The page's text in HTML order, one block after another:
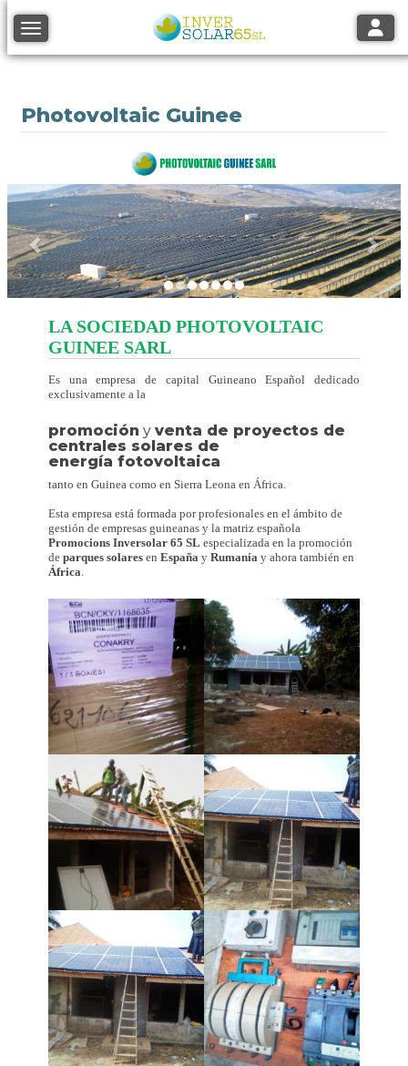
Toggle navigation
Photovoltaic Guinee
Anterior
LA SOCIEDAD PHOTOVOLTAIC
GUINEE SARL
Es una empresa de capital Guineano Español dedicado
exclusivamente a la
promoción y venta de proyectos de
centrales solares de
energía fotovoltaica
tanto en Guinea como en Sierra Leona en África.
Esta empresa está formada por profesionales en el ámbito de
gestión de empresas guineanas y la matriz española
Promocions Inversolar 65 SL especializada en la promoción
de parques solares en España y Rumanía y ahora también en
África.